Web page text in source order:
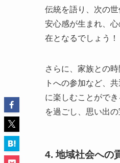
伝統を語り、次の
安心感が生まれ、
在となるでしょう！
さらに、家族との
トへの参加など、
に楽しむことがで
を過ごし、思い出
4. 地域社会への